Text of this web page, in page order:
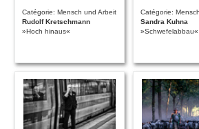
Catégorie: Mensch und Arbeit
Rudolf Kretschmann
»Hoch hinaus«
Catégorie:
Sandra Kuhna
»Schwefelabbau«